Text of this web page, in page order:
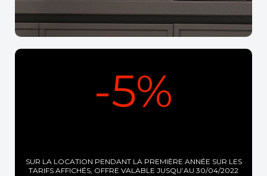
-5%
SUR LA LOCATION PENDANT LA PREMIÈRE ANNÉE SUR LES
TARIFS AFFICHÉS, OFFRE VALABLE JUSQU’AU 30/04/2022